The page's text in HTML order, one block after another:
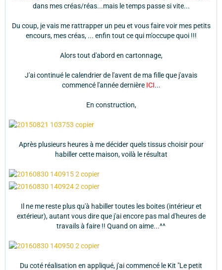
dans mes créas/réas...mais le temps passe si vite...
Du coup, je vais me rattrapper un peu et vous faire voir mes petits
encours, mes créas, ... enfin tout ce qui m'occupe quoi !!!
Alors tout d'abord en cartonnage,
J'ai continué le calendrier de l'avent de ma fille que j'avais
commencé l'année dernière ICI...
En construction,
Après plusieurs heures à me décider quels tissus choisir pour
habiller cette maison, voilà le résultat
Il ne me reste plus qu'à habiller toutes les boites (intérieur et
extérieur), autant vous dire que j'ai encore pas mal d'heures de
travails à faire !! Quand on aime...^^
Du coté réalisation en appliqué, j'ai commencé le Kit "Le petit